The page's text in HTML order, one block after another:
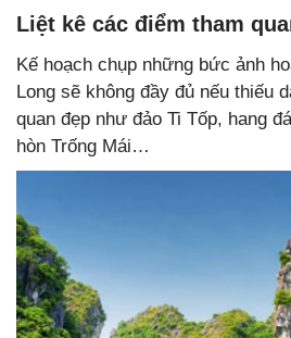
Liệt kê các điểm tham
Kế hoạch chụp những bức ảnh
Long sẽ không đầy đủ nếu thiếu
quan đẹp như đảo Ti Tốp, hang
hòn Trống Mái…